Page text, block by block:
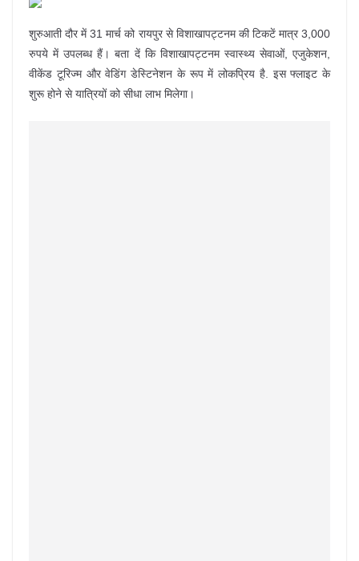
शुरुआती दौर में 31 मार्च को रायपुर से विशाखापट्टनम की टिकटें मात्र 3,000
रुपये में उपलब्ध हैं। बता दें कि विशाखापट्टनम स्वास्थ्य सेवाओं, एजुकेशन,
वीकेंड टूरिज्म और वेडिंग डेस्टिनेशन के रूप में लोकप्रिय है. इस फ्लाइट के
शुरू होने से यात्रियों को सीधा लाभ मिलेगा।